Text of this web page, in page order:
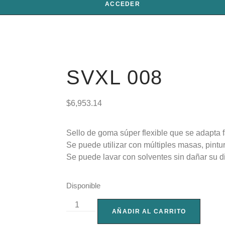
ACCEDER
SVXL 008
$6,953.14
Sello de goma súper flexible que se adapta
Se puede utilizar con múltiples masas,
Se puede lavar con solventes sin dañar su
Disponible
AÑADIR AL CARRITO